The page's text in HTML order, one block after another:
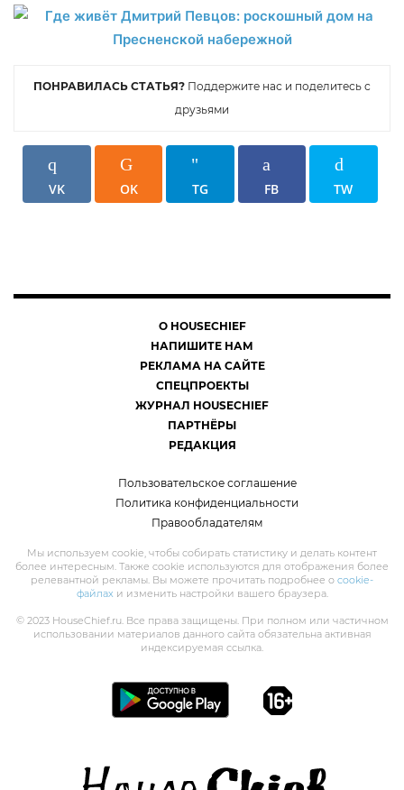
ПОНРАВИЛАСЬ СТАТЬЯ? Поддержите нас и поделитесь с
друзьями
VK OK TG FB TW
О HOUSECHIEF
НАПИШИТЕ НАМ
РЕКЛАМА НА САЙТЕ
СПЕЦПРОЕКТЫ
ЖУРНАЛ HOUSECHIEF
ПАРТНЁРЫ
РЕДАКЦИЯ
Пользовательское соглашение
Политика конфиденциальности
Правообладателям
Мы используем cookie, чтобы собирать статистику и делать контент
более интересным. Также cookie используются для отображения более
релевантной рекламы. Вы можете прочитать подробнее о cookie-
файлахи изменить настройки вашего браузера.
© 2023 HouseChief.ru. Все права защищены. При полном или частичном
использовании материалов данного сайта обязательна активная
индексируемая ссылка.